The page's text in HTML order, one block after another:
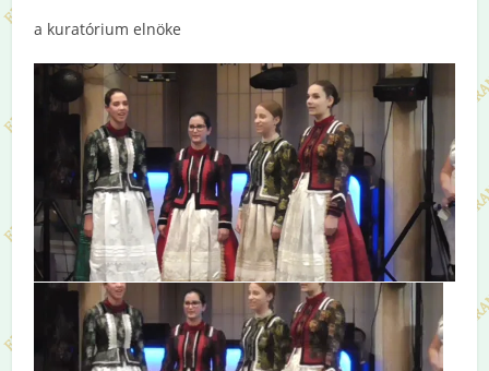
a kuratórium elnöke